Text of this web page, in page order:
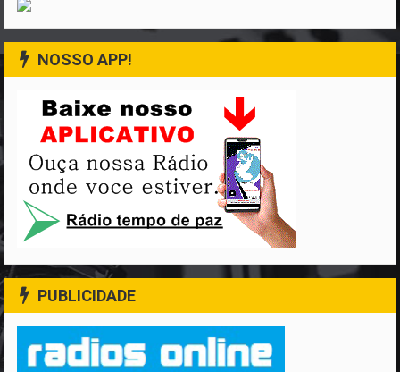
NOSSO APP!
PUBLICIDADE